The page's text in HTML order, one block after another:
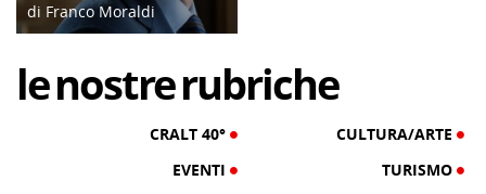
di Franco Moraldi
lenostrerubriche
CRALT 40°
CULTURA/ARTE
EVENTI
TURISMO